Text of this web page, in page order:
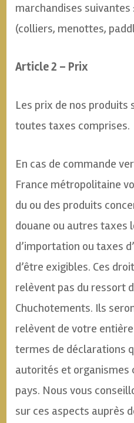
marchandises suivantes
(colliers, menottes,
Article 2 – Prix
Les prix de nos produits
toutes taxes comprises.
En cas de commande
France métropolitaine
du ou des produits
douane ou autres taxes
d’importation ou taxes
d’être exigibles. Ces
relèvent pas du ressort
Chuchotements. Ils
relèvent de votre
termes de déclarations
autorités et organismes
pays. Nous vous
sur ces aspects auprès